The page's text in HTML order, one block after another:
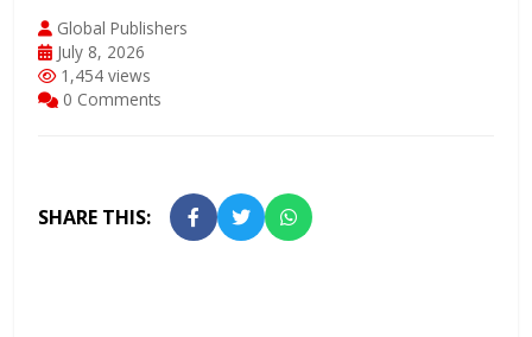
Global Publishers
July 8, 2026
1,454 views
0 Comments
SHARE THIS: